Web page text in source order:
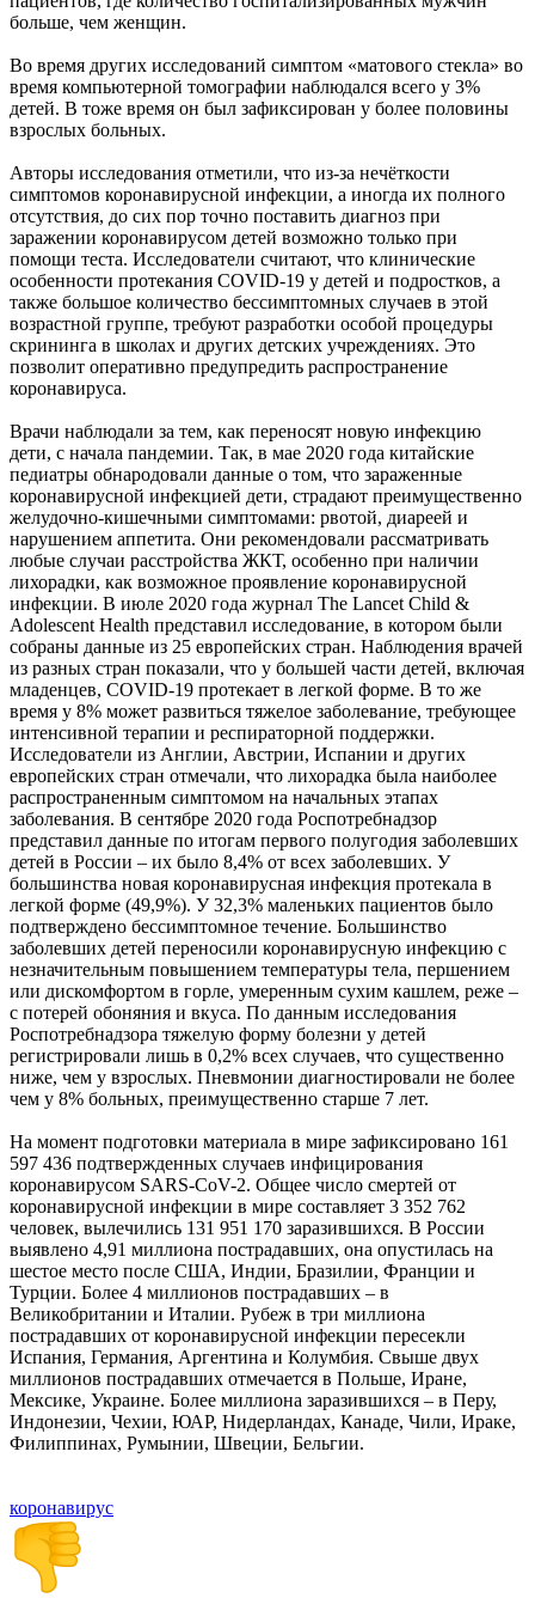
больше, чем женщин.
Во время других исследований симптом «матового стекла» во
время компьютерной томографии наблюдался всего у 3%
детей. В тоже время он был зафиксирован у более половины
взрослых больных.
Авторы исследования отметили, что из-за нечёткости
симптомов коронавирусной инфекции, а иногда их полного
отсутствия, до сих пор точно поставить диагноз при
заражении коронавирусом детей возможно только при
помощи теста. Исследователи считают, что клинические
особенности протекания COVID-19 у детей и подростков, а
также большое количество бессимптомных случаев в этой
возрастной группе, требуют разработки особой процедуры
скрининга в школах и других детских учреждениях. Это
позволит оперативно предупредить распространение
коронавируса.
Врачи наблюдали за тем, как переносят новую инфекцию
дети, с начала пандемии. Так, в мае 2020 года китайские
педиатры обнародовали данные о том, что зараженные
коронавирусной инфекцией дети, страдают преимущественно
желудочно-кишечными симптомами: рвотой, диареей и
нарушением аппетита. Они рекомендовали рассматривать
любые случаи расстройства ЖКТ, особенно при наличии
лихорадки, как возможное проявление коронавирусной
инфекции. В июле 2020 года журнал The Lancet Child &
Adolescent Health представил исследование, в котором были
собраны данные из 25 европейских стран. Наблюдения врачей
из разных стран показали, что у большей части детей, включая
младенцев, COVID-19 протекает в легкой форме. В то же
время у 8% может развиться тяжелое заболевание, требующее
интенсивной терапии и респираторной поддержки.
Исследователи из Англии, Австрии, Испании и других
европейских стран отмечали, что лихорадка была наиболее
распространенным симптомом на начальных этапах
заболевания. В сентябре 2020 года Роспотребнадзор
представил данные по итогам первого полугодия заболевших
детей в России – их было 8,4% от всех заболевших. У
большинства новая коронавирусная инфекция протекала в
легкой форме (49,9%). У 32,3% маленьких пациентов было
подтверждено бессимптомное течение. Большинство
заболевших детей переносили коронавирусную инфекцию с
незначительным повышением температуры тела, першением
или дискомфортом в горле, умеренным сухим кашлем, реже –
с потерей обоняния и вкуса. По данным исследования
Роспотребнадзора тяжелую форму болезни у детей
регистрировали лишь в 0,2% всех случаев, что существенно
ниже, чем у взрослых. Пневмонии диагностировали не более
чем у 8% больных, преимущественно старше 7 лет.
На момент подготовки материала в мире зафиксировано 161
597 436 подтвержденных случаев инфицирования
коронавирусом SARS-CoV-2. Общее число смертей от
коронавирусной инфекции в мире составляет 3 352 762
человек, вылечились 131 951 170 заразившихся. В России
выявлено 4,91 миллиона пострадавших, она опустилась на
шестое место после США, Индии, Бразилии, Франции и
Турции. Более 4 миллионов пострадавших – в
Великобритании и Италии. Рубеж в три миллиона
пострадавших от коронавирусной инфекции пересекли
Испания, Германия, Аргентина и Колумбия. Свыше двух
миллионов пострадавших отмечается в Польше, Иране,
Мексике, Украине. Более миллиона заразившихся – в Перу,
Индонезии, Чехии, ЮАР, Нидерландах, Канаде, Чили, Ираке,
Филиппинах, Румынии, Швеции, Бельгии.
коронавирус